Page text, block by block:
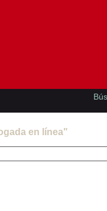
en línea"